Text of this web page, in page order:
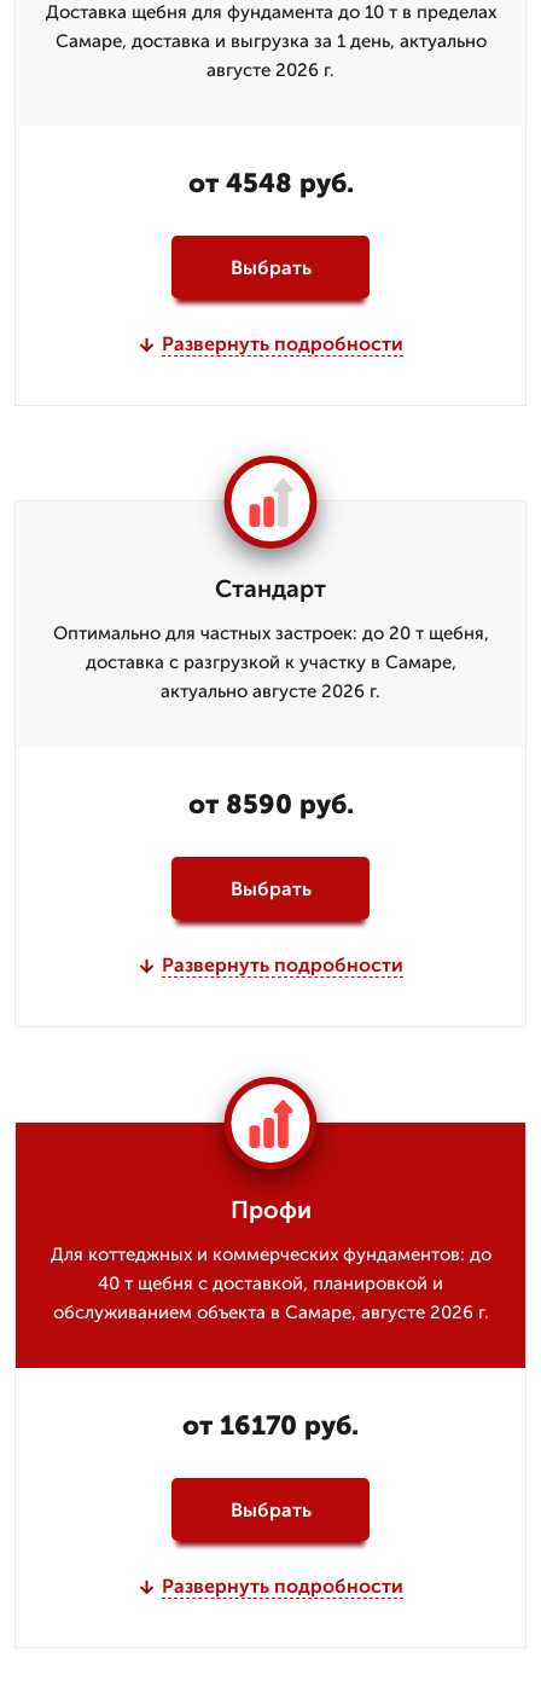
Доставка щебня для фундамента до 10 т в пределах
Самаре, доставка и выгрузка за 1 день, актуально
августе 2026 г.
от 4548 руб.
Выбрать
Развернуть подробности
Стандарт
Оптимально для частных застроек: до 20 т щебня,
доставка с разгрузкой к участку в Самаре,
актуально августе 2026 г.
от 8590 руб.
Выбрать
Развернуть подробности
Профи
Для коттеджных и коммерческих фундаментов: до
40 т щебня с доставкой, планировкой и
обслуживанием объекта в Самаре, августе 2026 г.
от 16170 руб.
Выбрать
Развернуть подробности